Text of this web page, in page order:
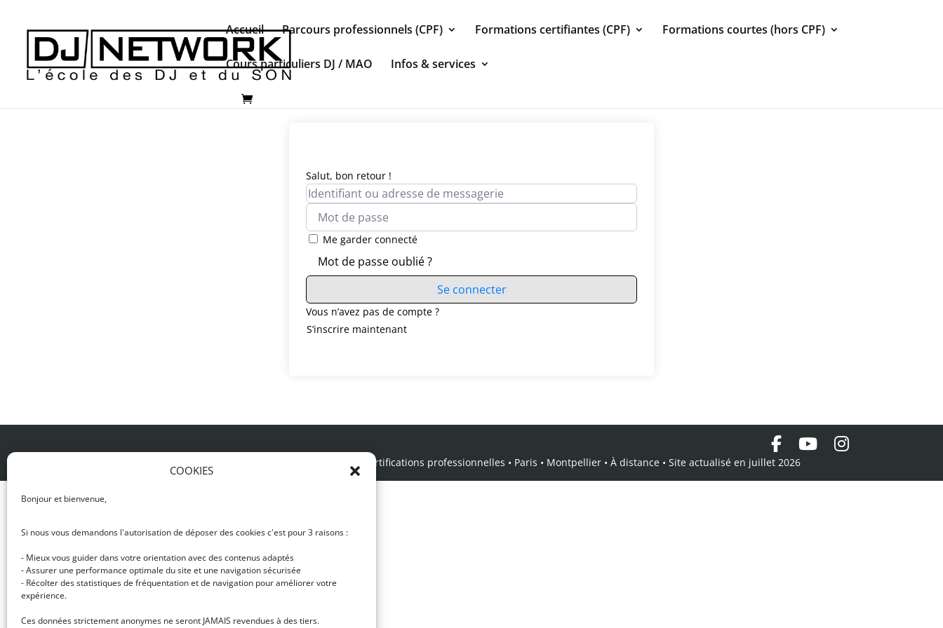
COOKIES
Bonjour et bienvenue,
Si nous vous demandons l'autorisation de déposer des cookies c'est pour 3 raisons :
- Mieux vous guider dans votre orientation avec des contenus adaptés
- Assurer une performance optimale du site et une navigation sécurisée
- Récolter des statistiques de fréquentation et de navigation pour améliorer votre
expérience.
Ces données strictement anonymes ne seront JAMAIS revendues à des tiers.
Accueil Parcours professionnels (CPF) Formations certifiantes (CPF) Formations courtes (hors CPF)
Cours particuliers DJ / MAO Infos & services
Salut, bon retour !
Me garder connecté
Mot de passe oublié ?
Se connecter
Vous n’avez pas de compte ?
S’inscrire maintenant
© DJ NETWORK • École de DJ et de production musicale • Certifications professionnelles • Paris • Montpellier • À distance • Site actualisé en juillet 2026